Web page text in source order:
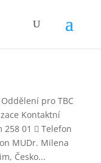
pro TBC
Kontaktní
258 01  Telefon
MUDr. Milena
Česko...